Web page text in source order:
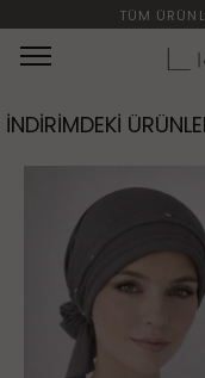
TÜM
Menü
İNDIRIMDEKI